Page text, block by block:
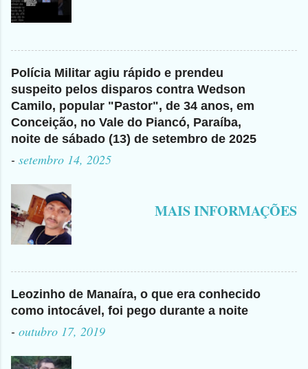
Polícia Militar agiu rápido e prendeu
suspeito pelos disparos contra Wedson
Camilo, popular "Pastor", de 34 anos, em
Conceição, no Vale do Piancó, Paraíba,
noite de sábado (13) de setembro de 2025
- setembro 14, 2025
MAIS INFORMAÇÕES
Leozinho de Manaíra, o que era conhecido
como intocável, foi pego durante a noite
- outubro 17, 2019